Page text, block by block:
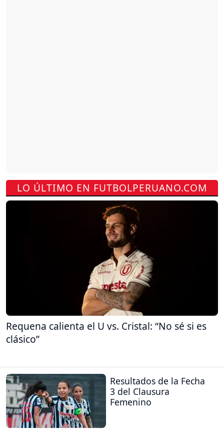
LO ÚLTIMO EN FUTBOLPERUANO.COM
Requena calienta el U vs. Cristal: “No sé si es
clásico”
Resultados de la Fecha
3 del Clausura
Femenino